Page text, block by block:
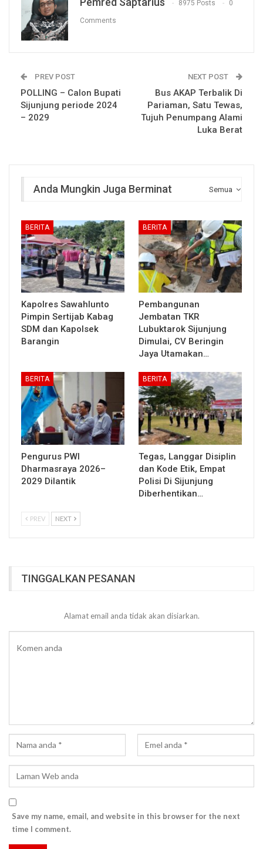
8975 Posts 0
Comments
PREV POST
POLLING – Calon Bupati
Sijunjung periode 2024
– 2029
NEXT POST
Bus AKAP Terbalik Di
Pariaman, Satu Tewas,
Tujuh Penumpang Alami
Luka Berat
Semua
Anda Mungkin Juga Berminat
BERITA
Kapolres Sawahlunto
Pimpin Sertijab Kabag
SDM dan Kapolsek
Barangin
BERITA
Pembangunan
Jembatan TKR
Lubuktarok Sijunjung
Dimulai, CV Beringin
Jaya Utamakan…
BERITA
Pengurus PWI
Dharmasraya 2026–
2029 Dilantik
BERITA
Tegas, Langgar Disiplin
dan Kode Etik, Empat
Polisi Di Sijunjung
Diberhentikan…
PREV NEXT
TINGGALKAN PESANAN
Alamat email anda tidak akan disiarkan.
Save my name, email, and website in this browser for the next
time I comment.